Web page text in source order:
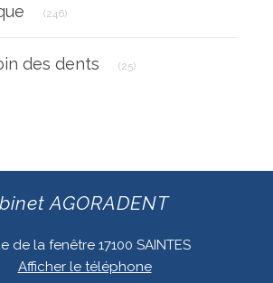
(246)
des dents (25)
AGORADENT
de la fenêtre 17100 SAINTES
Afficher le téléphone